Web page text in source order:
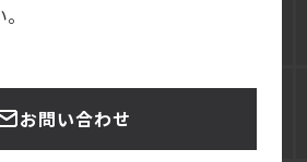
お問い合わせ